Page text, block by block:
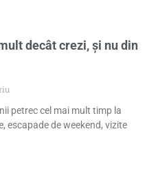
decât crezi, și nu din
petrec cel mai mult timp la
escapade de weekend, vizite